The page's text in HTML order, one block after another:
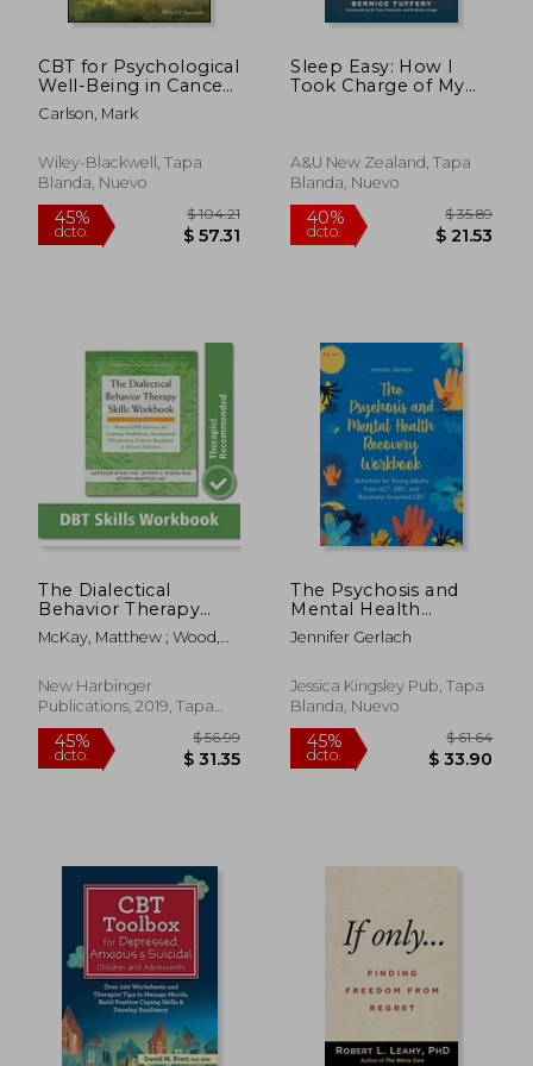
45%
dcto.
$ 393.50
$ 216.43
45%
dcto.
CBT for Psychological
Well-Being in Cancer:
A Skills Training
Manual Integrating
Activation and
Motivational
Inglés)
Carlson, Mark
Wiley-Blackwell, Tapa
Blanda, Nuevo
Sleep Easy: How I
Took Charge of My
A&u New Zealand, Tapa
Blanda, Nuevo
The Dialectical
Behavior Therapy
Skills Workbook:
Practical dbt
Learning Mindfulness,
Interpersonal
Emotion Regulation,
and Distress
McKay, Matthew ; Wood,
New Harbinger
Publications, 2019, Tapa
Blanda, Nuevo
The Psychosis and
Mental Health
Recovery Workbook:
Activities for Young
and Recovery-
Oriented cbt (en
Jennifer Gerlach
Jessica Kingsley Pub, Tapa
Blanda, Nuevo